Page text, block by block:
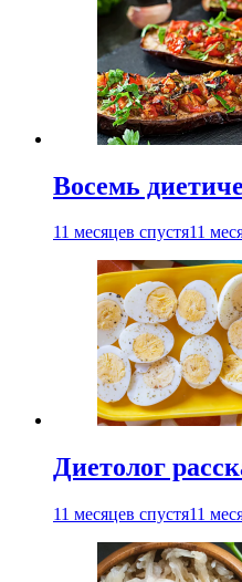
Восемь
11 месяцев спустя11
Диетолог
11 месяцев спустя11